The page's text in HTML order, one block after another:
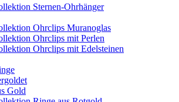
Sternen-Ohrhänger
Ohrclips Muranoglas
Ohrclips mit Perlen
Ohrclips mit Edelsteinen
Gold